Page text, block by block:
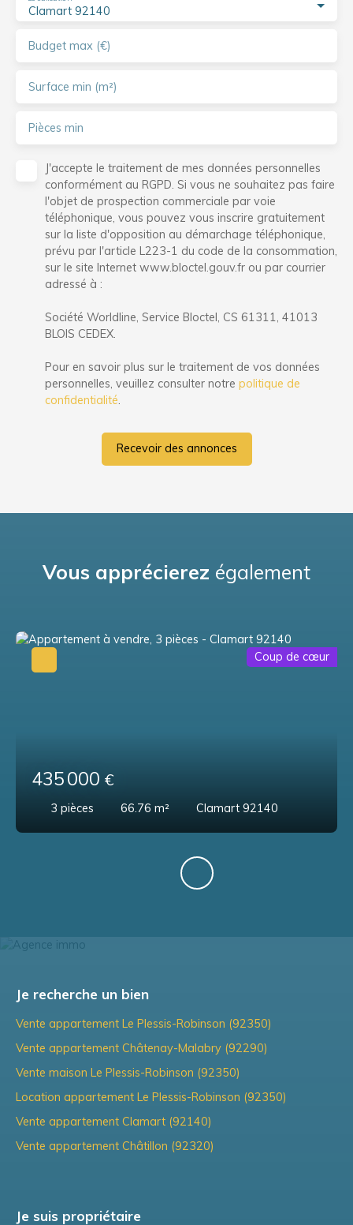
Clamart 92140
Budget max (€)
Surface min (m²)
Pièces min
J'accepte le traitement de mes données personnelles
conformément au RGPD. Si vous ne souhaitez pas faire
l'objet de prospection commerciale par voie
téléphonique, vous pouvez vous inscrire gratuitement
sur la liste d'opposition au démarchage téléphonique,
prévu par l'article L223-1 du code de la consommation,
sur le site Internet www.bloctel.gouv.fr ou par courrier
adressé à :
Société Worldline, Service Bloctel, CS 61311, 41013
BLOIS CEDEX.
Pour en savoir plus sur le traitement de vos données
personnelles, veuillez consulter notre politique de
confidentialité.
Recevoir des annonces
Vous apprécierez également
435 000 €
3 pièces 66.76 m² Clamart 92140
Coup de cœur
Je recherche un bien
Vente appartement Le Plessis-Robinson (92350)
Vente appartement Châtenay-Malabry (92290)
Vente maison Le Plessis-Robinson (92350)
Location appartement Le Plessis-Robinson (92350)
Vente appartement Clamart (92140)
Vente appartement Châtillon (92320)
Je suis propriétaire